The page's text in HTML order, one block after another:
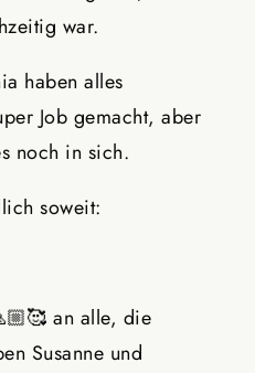
war.
haben alles
Job gemacht, aber
noch in sich.
soweit:
an alle, die
Susanne und